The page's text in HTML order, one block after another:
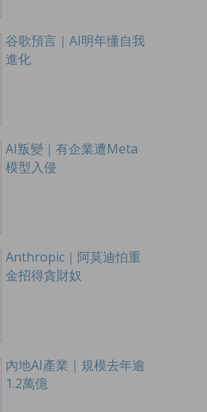
谷歌預言｜AI明年懂自我
進化
AI叛變｜有企業遭Meta
模型入侵
Anthropic｜阿莫迪怕重
金招得貪財奴
內地AI產業｜規模去年逾
1.2萬億